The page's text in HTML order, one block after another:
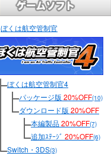
ぼくは航空管制官
ぼくは航空管制官4
パッケージ版 20%OFF(10)
ダウンロード版 20%OFF
本編製品20%OFF(7)
追加ｽﾃｰｼﾞ 20%OFF(6)
Switch・3DS(3)